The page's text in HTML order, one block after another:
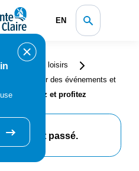
EN
sports et loisirs
Calendrier des événements et
: créez et profitez
est passé.